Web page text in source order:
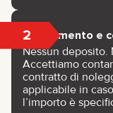
2 Pagamento e
Nessun deposito.
Accettiamo
contratto di
applicabile in
l’importo è